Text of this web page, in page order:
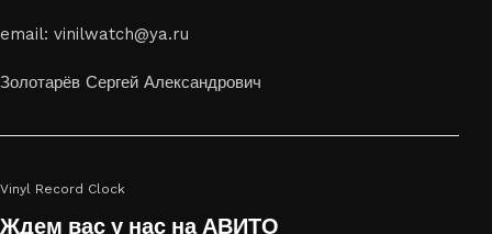
украсить пространство, лазерная гравировка фото по дереву
email: vinilwatch@ya.ru
Золотарёв Сергей Александрович
Vinyl Record Clock
Ждем вас у нас на АВИТО